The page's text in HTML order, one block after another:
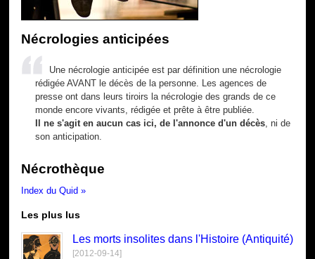
Nécrologies anticipées
Une nécrologie anticipée est par définition une nécrologie
rédigée AVANT le décès de la personne. Les agences de
presse ont dans leurs tiroirs la nécrologie des grands de ce
monde encore vivants, rédigée et prête à être publiée.
Il ne s'agit en aucun cas ici, de l'annonce d'un décès , ni de
son anticipation.
Nécrothèque
Index du Quid »
Les plus lus
Les morts insolites dans l'Histoire (Antiquité)
[2012-09-14]